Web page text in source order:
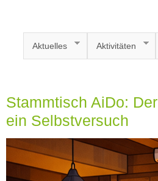
Aktuelles Aktivitäten
Stammtisch AiDo:
ein Selbstversuch